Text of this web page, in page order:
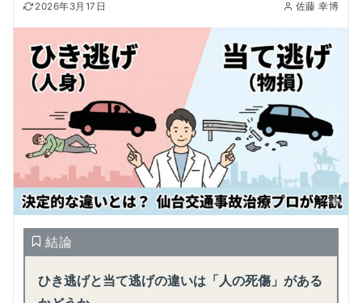
2026年3月17日 佐藤 幸博
結論
ひき逃げと当て逃げの違いは「人の死傷」がある